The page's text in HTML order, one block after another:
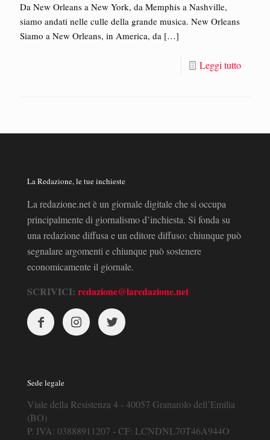
Da New Orleans a New York, da Memphis a Nashville,
siamo andati nelle culle della grande musica. New Orleans
Siamo a New Orleans, in America, da […]
Leggi tutto
La Redazione, le tue inchieste
La redazione.net è un giornale digitale che si occupa
principalmente di giornalismo d’inchiesta. Si fonda su
una redazione diffusa e un editore diffuso: chiunque può
segnalare argomenti e chiunque può sostenere
economicamente il giornale.
SCRIVICI: redazione@laredazione.net
Sede legale
Viale della Resistenza 4 - 40057 Granarolo dell’Emilia
(BO)
P. IVA: 03888911207 - CF: LCNDNL70T46A944O